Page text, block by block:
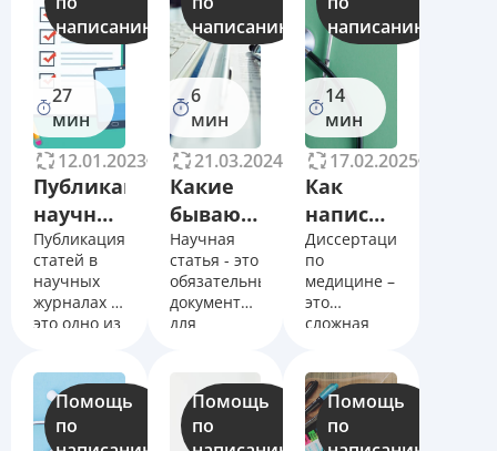
написанию
27
мин
12.01.2023
11246
Публикация
научных
статей,
научные
журналы
для
Публикация
статей в
научных
журналах –
это одно из
для
получения
допуска к
написанию
6
мин
21.03.2024
12632
Какие
бывают
виды
научных
статей?
примеры
Научная
статья - это
обязательный
документ
для
или
докторской
степени,
написанию
14
мин
17.02.2025
Как
написать
диссертацию
по
медицине,
правила
Диссертация
по
медицине –
это
сложная
работа,
направленная
на
Помощь
по
Помощь
по
Помощь
по